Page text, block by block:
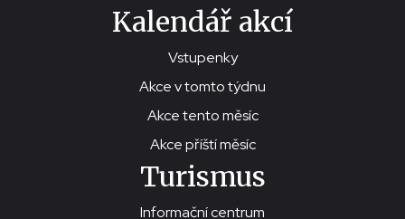
Kalendář akcí
Vstupenky
Akce v tomto týdnu
Akce tento měsíc
Akce příští měsíc
Turismus
Informační centrum